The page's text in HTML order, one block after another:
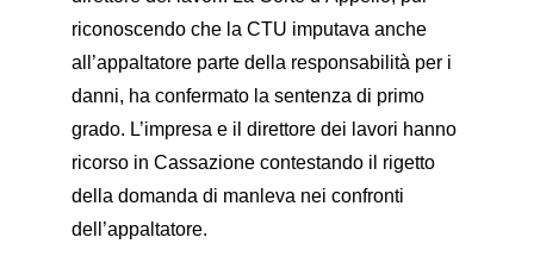
riconoscendo che la CTU imputava anche
all’appaltatore parte della responsabilità per i
danni, ha confermato la sentenza di primo
grado. L’impresa e il direttore dei lavori hanno
ricorso in Cassazione contestando il rigetto
della domanda di manleva nei confronti
dell’appaltatore.